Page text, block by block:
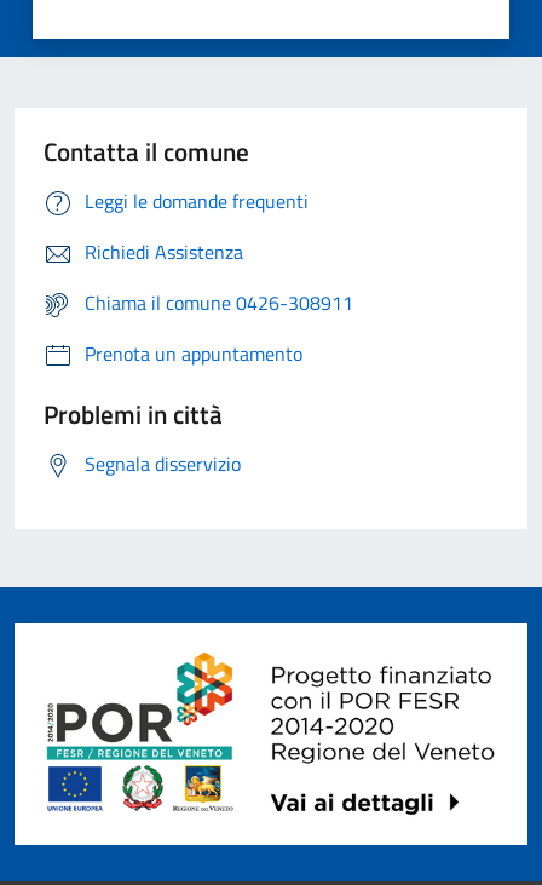
Contatta il comune
Leggi le domande frequenti
Richiedi Assistenza
Chiama il comune 0426-308911
Prenota un appuntamento
Problemi in città
Segnala disservizio